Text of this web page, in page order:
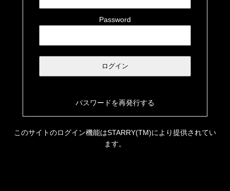
Password
ログイン
パスワードを再発行する
このサイトのログイン機能はSTARRY(TM)により提供されてい
ます。